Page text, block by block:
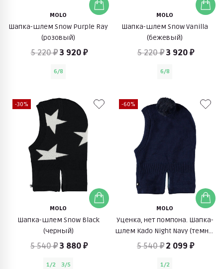
MOLO
Шапка-шлем Snow Purple Ray
(розовый)
5 220 ₽3 920 ₽
6/8
MOLO
Шапка-шлем Snow Vanilla
(бежевый)
5 220 ₽3 920 ₽
6/8
-30%
MOLO
Шапка-шлем Snow Black
(черный)
5 540 ₽3 880 ₽
1/2 3/5
-60%
MOLO
Уценка, нет помпона. Шапка-
шлем Kado Night Navy (темно-
синий)
5 540 ₽ 2 099 ₽
1/2